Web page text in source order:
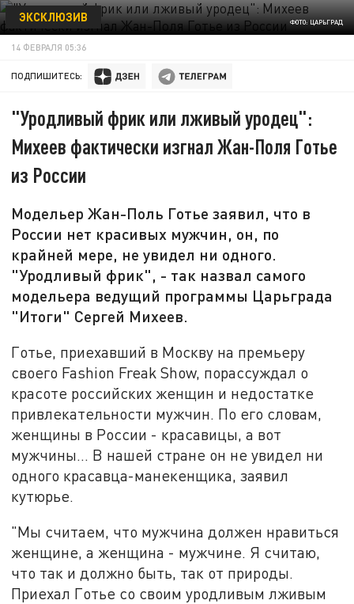
ФОТО: ЦАРЬГРАД
ЭКСКЛЮЗИВ
14 ФЕВРАЛЯ 05:36
ПОДПИШИТЕСЬ:
"Уродливый фрик или лживый уродец":
Михеев фактически изгнал Жан-Поля Готье
из России
Модельер Жан-Поль Готье заявил, что в
России нет красивых мужчин, он, по
крайней мере, не увидел ни одного.
"Уродливый фрик", - так назвал самого
модельера ведущий программы Царьграда
"Итоги" Сергей Михеев.
Готье, приехавший в Москву на премьеру
своего Fashion Freak Show, порассуждал о
красоте российских женщин и недостатке
привлекательности мужчин. По его словам,
женщины в России - красавицы, а вот
мужчины… В нашей стране он не увидел ни
одного красавца-манекенщика, заявил
кутюрье.
"Мы считаем, что мужчина должен нравиться
женщине, а женщина - мужчине. Я считаю,
что так и должно быть, так от природы.
Приехал Готье со своим уродливым лживым